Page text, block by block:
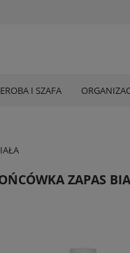
I SZAFA
ZAPAS